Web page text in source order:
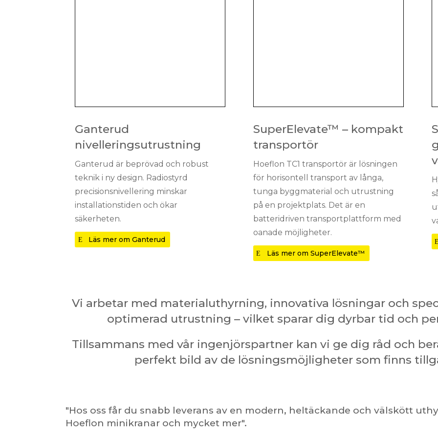
Ganterud
nivelleringsutrustning
Ganterud är beprövad och robust
teknik i ny design. Radiostyrd
precisionsnivellering minskar
installationstiden och ökar
säkerheten.
Läs mer om Ganterud
SuperElevate™ – kompakt
transportör
Hoeflon TC1 transportör är lösningen
för horisontell transport av långa,
tunga byggmaterial och utrustning
på en projektplats. Det är en
batteridriven transportplattform med
oanade möjligheter.
Läs mer om SuperElevate™
Vi arbetar med materialuthyrning, innovativa lösningar och
optimerad utrustning – vilket sparar dig dyrbar tid och
Tillsammans med vår ingenjörspartner kan vi ge dig råd och
perfekt bild av de lösningsmöjligheter som finns
"Hos oss får du snabb leverans av en modern, heltäckande och välskött
Hoeflon minikranar och mycket mer".